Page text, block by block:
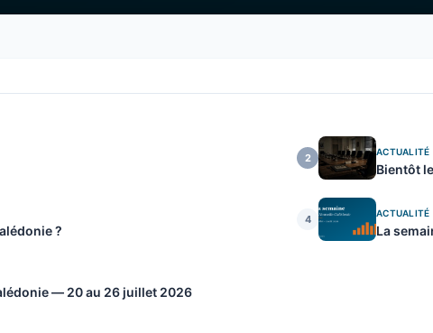
2
ACTUALITÉ
Bientôt
?
4
ACTUALITÉ
La
— 20 au 26 juillet 2026